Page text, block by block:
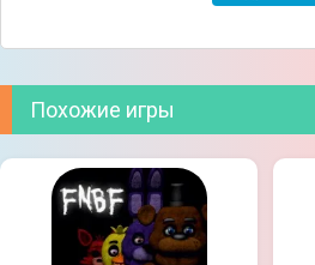
Похожие игры